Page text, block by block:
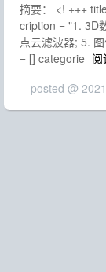
摘要： <! +++
cription = "1. 3D
点云滤波器; 5.
= [] categorie
posted @